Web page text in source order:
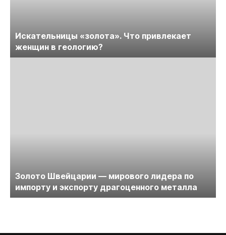
Искательницы «золота». Что привлекает
женщин в геологию?
Золото Швейцарии — мирового лидера по
импорту и экспорту драгоценного металла